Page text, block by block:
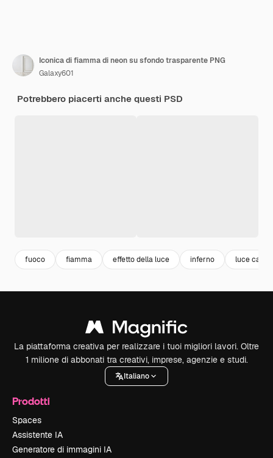
Iconica di fiamma di neon su sfondo trasparente PNG
Galaxy601
Potrebbero piacerti anche questi PSD
fuoco fiamma effetto della luce inferno luce calda
La piattaforma creativa per realizzare i tuoi migliori lavori. Oltre
1 milione di abbonati tra creativi, imprese, agenzie e studi.
Italiano
Prodotti
Spaces
Assistente IA
Generatore di immagini IA